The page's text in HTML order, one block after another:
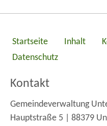
Startseite Inhalt
Datenschutz
Kontakt
Gemeindeverwaltung
Hauptstraße 5 | 88379